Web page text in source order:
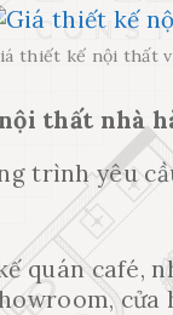
thiết kế nội thất
thất nhà
trình yêu
quán café,
cửa